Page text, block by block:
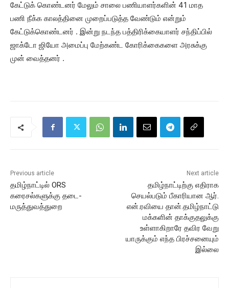
கேட்டுக் கொண்டனர் மேலும் சாலை பணியாளர்களின் 41 மாத
பணி நீக்க காலத்தினை முறைப்படுத்த வேண்டும் என்றும்
கேட்டுக்கொண்டனர் . இன்று நடந்த பத்திரிக்கையாளர் சந்திப்பில்
ஜாக்டோ ஜியோ அமைப்பு மேற்கண்ட கோரிக்கைகளை அரசுக்கு
முன் வைத்தனர் .
Previous article
தமிழ்நாட்டில் ORS
கரைசல்களுக்கு தடை-
மருத்துவத்துறை
Next article
தமிழ்நாட்டிற்கு எதிராக
செயல்படும் பீகாரியான ஆர்.
என்.ரவியை தான்.தமிழ்நாட்டு
மக்களின் தாக்குதலுக்கு
உள்ளாகிறாரே தவிர வேறு
யாருக்கும் எந்த பிரச்சனையும்
இல்லை